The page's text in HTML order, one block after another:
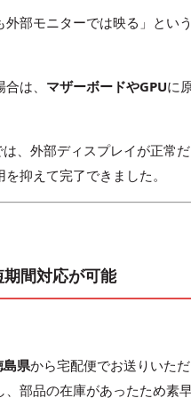
部モニターでは映る」という
は、 マザーボードやGPUに
、外部ディスプレイが正常
抑えて完了できました。
間対応が可能
島県から宅配便でお送りいただ
部品の在庫があったため素早